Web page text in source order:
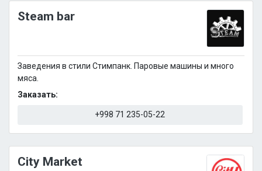
Steam bar
Заведения в стили Стимпанк. Паровые машины и много
мяса.
Заказать:
+998 71 235-05-22
City Market